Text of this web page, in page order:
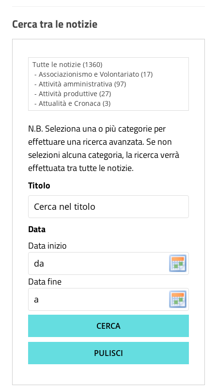
Cerca tra le notizie
N.B. Seleziona una o più categorie per
effettuare una ricerca avanzata. Se non
selezioni alcuna categoria, la ricerca verrà
effettuata tra tutte le notizie.
Titolo
Data
Data inizio
Data fine
CERCA
PULISCI